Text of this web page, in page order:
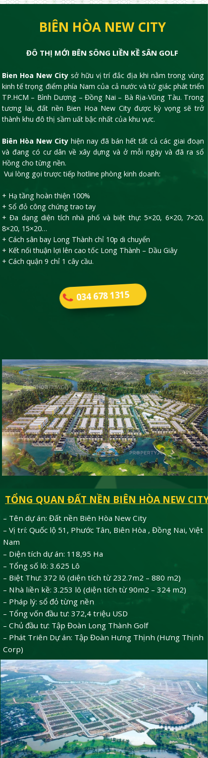
BIÊN HÒA NEW CITY
ĐÔ THỊ MỚI BÊN SÔNG LIỀN KỀ SÂN GOLF
Bien Hoa New Citysở hữu vị trí đắc địa khi nằm trong vùng
kinh tế trọng điểm phía Nam của cả nước và tứ giác phát triển
TP.HCM – Bình Dương – Đồng Nai – Bà Rịa-Vũng Tàu. Trong
tương lai, đất nền Bien Hoa New City được kỳ vọng sẽ trở
thành khu đô thị sầm uất bậc nhất của khu vực.
Biên Hòa New City hiện nay đã bán hết tất cả các giai đoạn
và đang có cư dân về xây dựng và ở mỗi ngày và đã ra sổ
Hồng cho từng nền.
Vui lòng gọi trược tiếp hotline phòng kinh doanh:
+ Hạ tầng hoàn thiện 100%
+ Sổ đỏ công chứng trao tay
+ Đa dạng diện tích nhà phố và biệt thự: 5×20, 6×20, 7×20,
8×20, 15×20…
+ Cách sân bay Long Thành chỉ 10p di chuyển
+ Kết nối thuận lợi lên cao tốc Long Thành – Dầu Giây
+ Cách quận 9 chỉ 1 cây cầu.
034 678 1315
TỔNG QUAN ĐẤT NỀN BIÊN HÒA NEW CITY
– Tên dự án: Đất nền Biên Hòa New City
– Vị trí: Quốc lộ 51, Phước Tân, Biên Hòa , Đồng Nai, Việt
Nam
– Diện tích dự án: 118,95 Ha
– Tổng số lô: 3.625 Lô
– Biệt Thư: 372 lô (diện tích từ 232.7m2 – 880 m2)
– Nhà liền kề: 3.253 lô (diện tích từ 90m2 – 324 m2)
– Pháp lý: sổ đỏ từng nền
– Tổng vốn đầu tư: 372,4 triệu USD
– Chủ đầu tư: Tập Đoàn Long Thành Golf
– Phát Triên Dự án: Tập Đoàn Hưng Thịnh (Hưng Thịnh
Corp)